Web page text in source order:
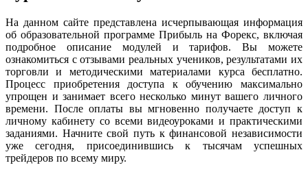
На данном сайте представлена исчерпывающая информация
об образовательной программе Прибыль на Форекс, включая
подробное описание модулей и тарифов. Вы можете
ознакомиться с отзывами реальных учеников, результатами их
торговли и методическими материалами курса бесплатно.
Процесс приобретения доступа к обучению максимально
упрощен и занимает всего несколько минут вашего личного
времени. После оплаты вы мгновенно получаете доступ к
личному кабинету со всеми видеоуроками и практическими
заданиями. Начните свой путь к финансовой независимости
уже сегодня, присоединившись к тысячам успешных
трейдеров по всему миру.